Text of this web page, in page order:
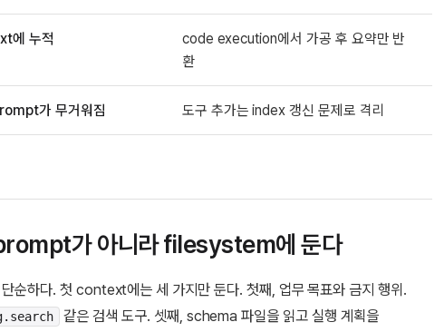
에 누적
code execution에서 가공 후 요약만 반
환
가 무거워짐 도구 추가는 index 갱신 문제로 격리
가 아니라 filesystem에 둔다
순하다. 첫 context에는 세 가지만 둔다. 첫째, 업무 목표와 금지 행위.
같은 검색 도구. 셋째, schema 파일을 읽고 실행 계획을